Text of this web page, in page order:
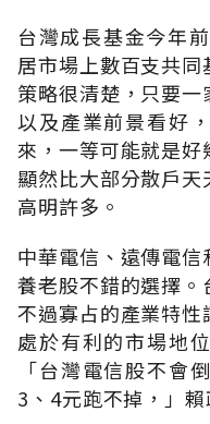
台灣成長基金今年
居市場上數百支共
策略很清楚，只要
以及產業前景看好
來，一等可能就是
顯然比大部分散戶
高明許多。
中華電信、遠傳電
養老股不錯的選擇。
不過寡占的產業特
處於有利的市場地
「台灣電信股不會
3、4元跑不掉，」賴